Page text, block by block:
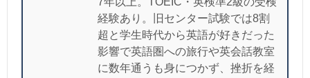
経験あり。旧センター試験では8割
超と学生時代から英語が好きだった
影響で英語圏への旅行や英会話教室
に数年通うも身につかず、挫折を経